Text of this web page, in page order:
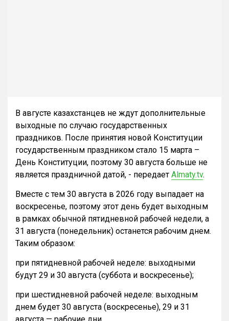
В августе казахстанцев не ждут дополнительные
выходные по случаю государственных
праздников. После принятия новой Конституции
государственным праздником стало 15 марта –
День Конституции, поэтому 30 августа больше не
является праздничной датой, - передает Almaty.tv.
Вместе с тем 30 августа в 2026 году выпадает на
воскресенье, поэтому этот день будет выходным
в рамках обычной пятидневной рабочей недели, а
31 августа (понедельник) останется рабочим днем.
Таким образом:
при пятидневной рабочей неделе: выходными
будут 29 и 30 августа (суббота и воскресенье);
при шестидневной рабочей неделе: выходным
днем будет 30 августа (воскресенье), 29 и 31